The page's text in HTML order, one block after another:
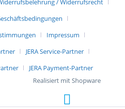
/ Widerrufsrecht
Impressum
JERA Service-Partner
JERA Payment-Partner
Realisiert mit Shopware